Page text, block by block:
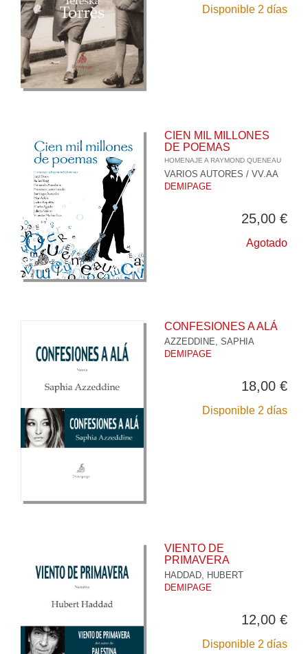
Disponible 2 días
CIEN MIL MILLONES
DE POEMAS
HOMENAJE A RAYMOND QUENEAU
VARIOS AUTORES / VV.AA
DEMIPAGE
25,00 €
Agotado
CONFESIONES A ALÁ
AZZEDDINE, SAPHIA
DEMIPAGE
18,00 €
Disponible 2 días
VIENTO DE
PRIMAVERA
HADDAD, HUBERT
DEMIPAGE
12,00 €
Disponible 2 días